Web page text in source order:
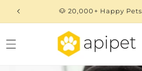
Skip to
content
🐶 20,000+ Happy Pets